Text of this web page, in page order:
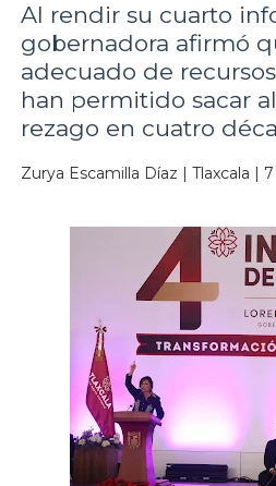
Al rendir su cuarto
gobernadora afirmó
adecuado de
han permitido sacar
rezago en cuatro
Zurya Escamilla Díaz | Tlaxcala |